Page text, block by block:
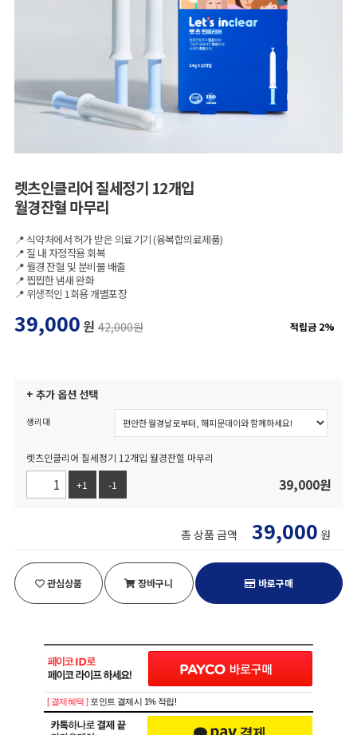
렛츠인클리어 질세정기 12개입
월경잔혈 마무리
📍 식약처에서 허가 받은 의료기기 (융복합의료제품)
📍 질 내 자정작용 회복
📍 월경 잔혈 및 분비물 배출
📍 찝찝한 냄새 완화
📍 위생적인 1회용 개별포장
39,000 원 42,000원 적립금 2%
+ 추가 옵션 선택
생리대
렛츠인클리어 질세정기 12개입 월경잔혈 마무리
+1
-1 39,000원
총 상품 금액 39,000 원
관심상품 장바구니 바로구매
[ 결제혜택 ] 포인트 결제시 1% 적립!